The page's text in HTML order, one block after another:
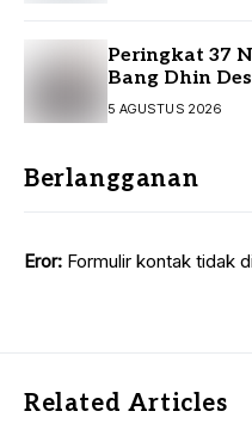
Peringkat 37
Bang Dhin
Pelayanan
5 AGUSTUS 2026
Berlangganan
Eror: Formulir kontak tidak
Related Articles